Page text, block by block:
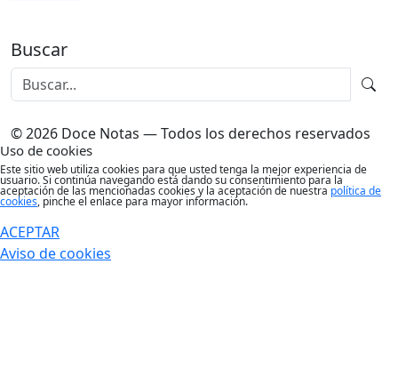
Buscar
© 2026 Doce Notas — Todos los derechos reservados
Uso de cookies
Este sitio web utiliza cookies para que usted tenga la mejor experiencia de
usuario. Si continúa navegando está dando su consentimiento para la
aceptación de las mencionadas cookies y la aceptación de nuestra política de
cookies, pinche el enlace para mayor información.
ACEPTAR
Aviso de cookies